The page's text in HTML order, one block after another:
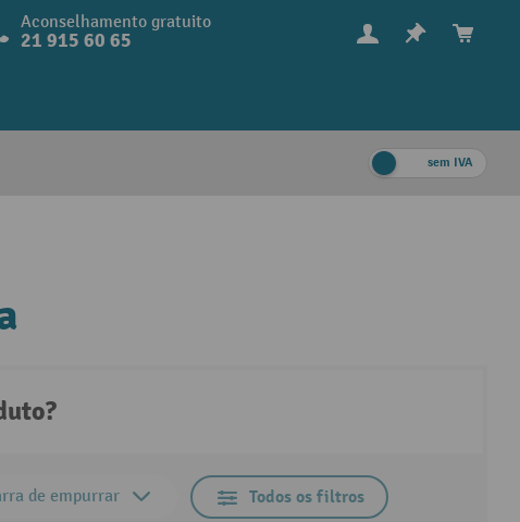
Aconselhamento gratuito
21 915 60 65
sem IVA
de empurrar Todos os filtros